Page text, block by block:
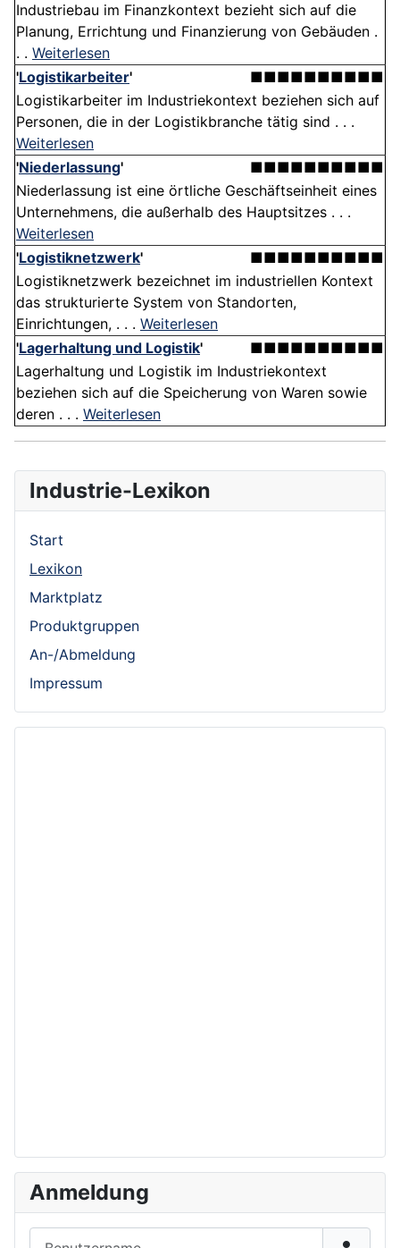
Industriebau im Finanzkontext bezieht sich auf die
Planung, Errichtung und Finanzierung von Gebäuden .
. . Weiterlesen
'Logistikarbeiter'
■■■■■■■■■■
Logistikarbeiter im Industriekontext beziehen sich auf
Personen, die in der Logistikbranche tätig sind . . .
Weiterlesen
'Niederlassung'
■■■■■■■■■■
Niederlassung ist eine örtliche Geschäftseinheit eines
Unternehmens, die außerhalb des Hauptsitzes . . .
Weiterlesen
'Logistiknetzwerk'
■■■■■■■■■■
Logistiknetzwerk bezeichnet im industriellen Kontext
das strukturierte System von Standorten,
Einrichtungen, . . . Weiterlesen
'Lagerhaltung und Logistik'
■■■■■■■■■■
Lagerhaltung und Logistik im Industriekontext
beziehen sich auf die Speicherung von Waren sowie
deren . . . Weiterlesen
Industrie-Lexikon
Start
Lexikon
Marktplatz
Produktgruppen
An-/Abmeldung
Impressum
Anmeldung